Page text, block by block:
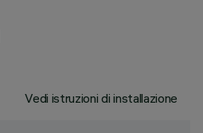
Vedi istruzioni di installazione